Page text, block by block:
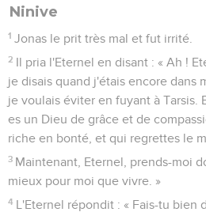
Ninive
1 Jonas le prit très mal et fut irrité.
2 Il pria l'Eternel en disant : « Ah !
je disais quand j'étais encore dans
je voulais éviter en fuyant à Tarsis.
es un Dieu de grâce et de
riche en bonté, et qui regrettes le
3 Maintenant, Eternel, prends-moi
mieux pour moi que vivre. »
4 L'Eternel répondit : « Fais-tu bien